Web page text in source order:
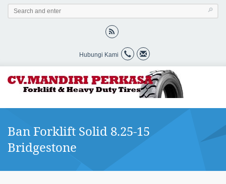
Hubungi Kami
Ban Forklift Solid 8.25-15
Bridgestone